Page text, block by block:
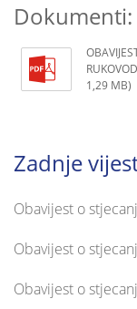
Dokumenti:
1,29 MB)
Zadnje
Obavijest o
Obavijest o
Obavijest o